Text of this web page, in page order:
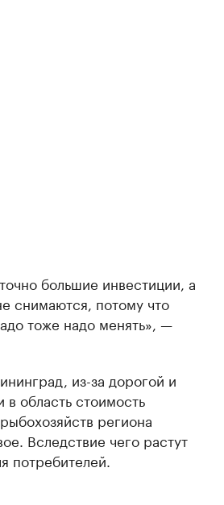
большие инвестиции, а
снимаются, потому что
тоже надо менять», —
из-за дорогой и
в область стоимость
региона
Вследствие чего растут
потребителей.